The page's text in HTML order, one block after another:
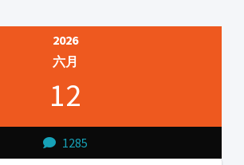
2026
六月
12
1285